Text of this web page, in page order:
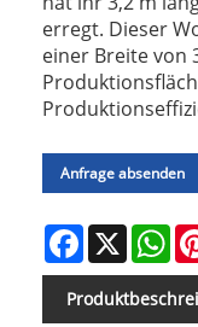
erregt. Dieser
einer Breite von
Anfrage absenden
Facebook
X